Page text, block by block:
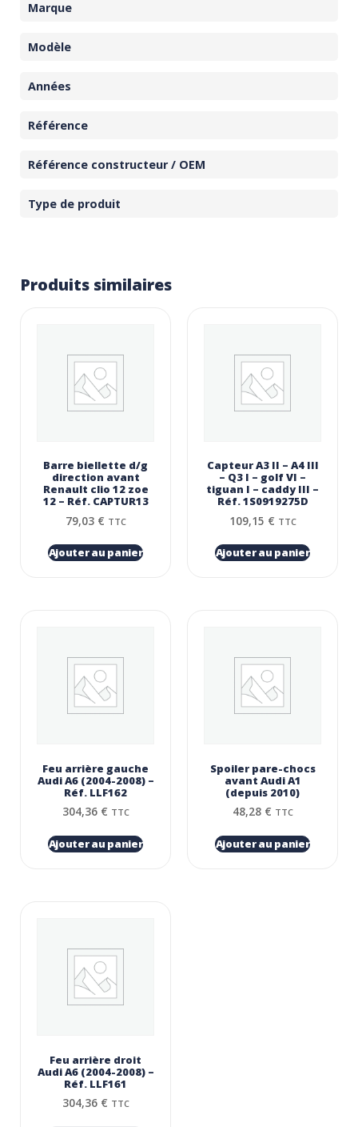
Marque
Modèle
Années
Référence
Référence constructeur / OEM
Type de produit
Produits similaires
Barre biellette d/g
direction avant
Renault clio 12 zoe
12 – Réf. CAPTUR13
79,03 € TTC
Ajouter au panier
Capteur A3 II – A4 III
– Q3 I – golf VI –
tiguan I – caddy III –
Réf. 1S0919275D
109,15 € TTC
Ajouter au panier
Feu arrière gauche
Audi A6 (2004-2008) –
Réf. LLF162
304,36 € TTC
Ajouter au panier
Spoiler pare-chocs
avant Audi A1
(depuis 2010)
48,28 € TTC
Ajouter au panier
Feu arrière droit
Audi A6 (2004-2008) –
Réf. LLF161
304,36 € TTC